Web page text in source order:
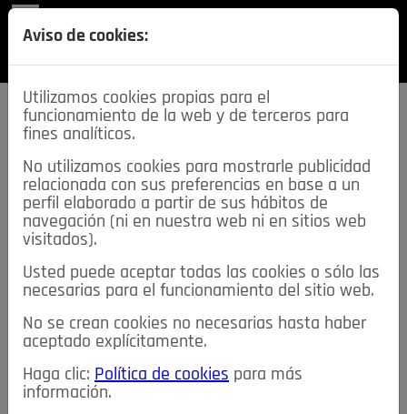
SECCIONES
descarga esta
REVISTA
≡NOTICIAS
NOTICIAS SERVICIOS DE INTERÉS
TABLÓN DE ANUNCIOS MIS ANUNCIOS CONTACTO
NOSOTROS
Aviso de cookies:
Utilizamos cookies propias para el
funcionamiento de la web y de terceros para
fines analíticos.
No utilizamos cookies para mostrarle publicidad
relacionada con sus preferencias en base a un
perfil elaborado a partir de sus hábitos de
navegación (ni en nuestra web ni en sitios web
visitados).
Usted puede aceptar todas las cookies o sólo las
necesarias para el funcionamiento del sitio web.
No se crean cookies no necesarias hasta haber
aceptado explícitamente.
Haga clic: Política de cookies para más
información.